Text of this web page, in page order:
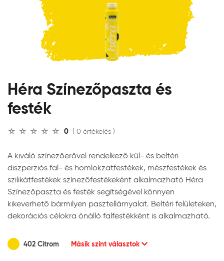
Héra Színezőpaszta és
festék
0 ( 0 értékelés )
A kiváló színezőerővel rendelkező kül- és beltéri
diszperziós fal- és homlokzatfestékek, mészfestékek és
szilikátfestékek színezőfestékeként alkalmazható Héra
Színezőpaszta és festék segítségével könnyen
kikeverhető bármilyen pasztellárnyalat. Beltéri felületeken,
dekorációs célokra önálló falfestékként is alkalmazható.
402 Citrom Másik színt választok